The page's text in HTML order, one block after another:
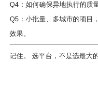
Q4：如何确保异地执行的质
Q5：小批量、多城市的项目
效果。
记住。 选平台，不是选最大